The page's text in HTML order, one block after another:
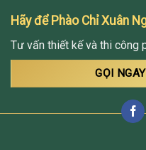
Hãy để Phào Chỉ Xuân
Tư vấn thiết kế và thi công
GỌI